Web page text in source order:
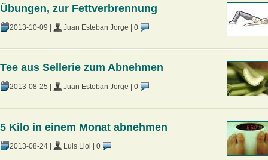
Übungen, zur Fettverbrennung
2013-10-09 Juan Esteban Jorge 0
Tee aus Sellerie zum Abnehmen
2013-08-25 Juan Esteban Jorge 0
5 Kilo in einem Monat abnehmen
2013-08-24 Luis Lioi 0